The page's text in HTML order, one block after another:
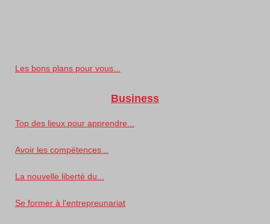
Les bons plans pour vous...
Business
Top des lieux pour apprendre...
Avoir les compétences...
La nouvelle liberté du...
Se former à l'entrepreunariat